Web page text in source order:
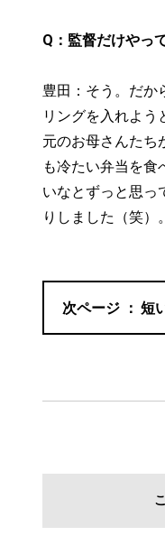
Q：監督だけやっ
豊田：そう。だか
リングを入れよ
元のお母さんたち
も冷たい弁当を
いなとずっと思っ
りしました（笑）
短